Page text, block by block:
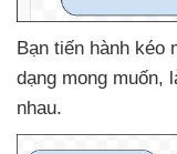
Bạn tiến hành kéo
dạng mong muốn,
nhau.